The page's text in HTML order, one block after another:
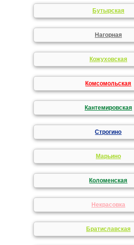
Бутырская
Нагорная
Кожуховская
Комсомольская
Кантемировская
Строгино
Марьино
Коломенская
Некрасовка
Братиславская